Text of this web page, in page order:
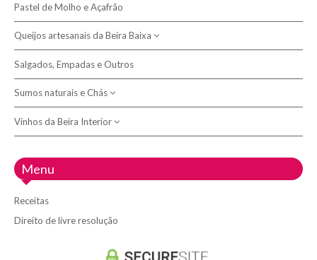
Presuntos
Licores
Bicas de azeite
Bolas
Broas
Pastel de Molho e Açafrão
Queijos artesanais da Beira Baixa
Queijeiras e Tábuas
Queijo Picante e Queimoso
Queijos de leite de cabra
Queijos de mistura de leite
Salgados, Empadas e Outros
Sumos naturais e Chás
Chás e Tisanas
Vinhos da Beira Interior
Adega do Fundão
Adega Vinolive
Doispontocinco - Vinhos de Belmonte
Quinta D'Arraboa - Fundão
Menu
Receitas
Direito de livre resolução